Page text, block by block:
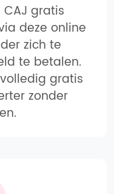
gratis
deze online
zich te
te betalen.
gratis
zonder